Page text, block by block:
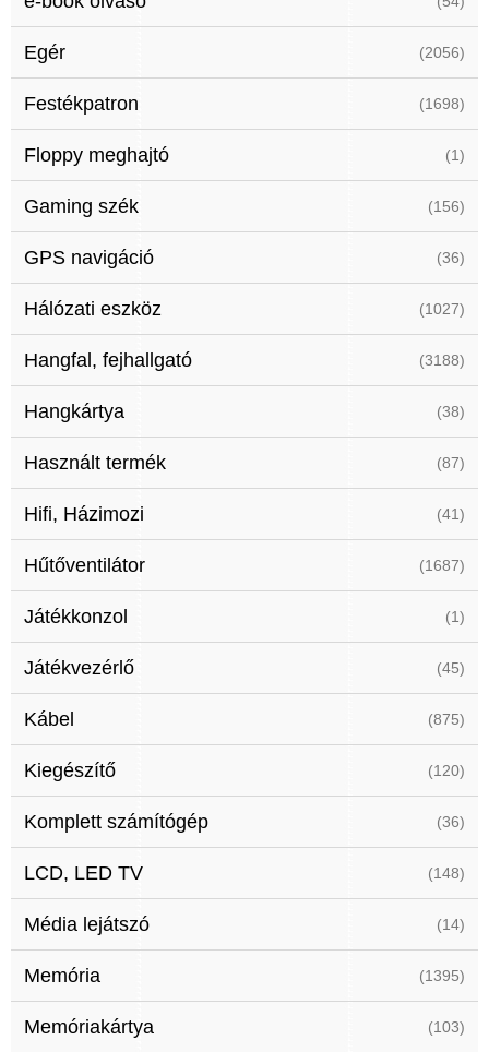
Egér (2056)
Festékpatron (1698)
Floppy meghajtó (1)
Gaming szék (156)
GPS navigáció (36)
Hálózati eszköz (1027)
Hangfal, fejhallgató (3188)
Hangkártya (38)
Használt termék (87)
Hifi, Házimozi (41)
Hűtőventilátor (1687)
Játékkonzol (1)
Játékvezérlő (45)
Kábel (875)
Kiegészítő (120)
Komplett számítógép (36)
LCD, LED TV (148)
Média lejátszó (14)
Memória (1395)
Memóriakártya (103)